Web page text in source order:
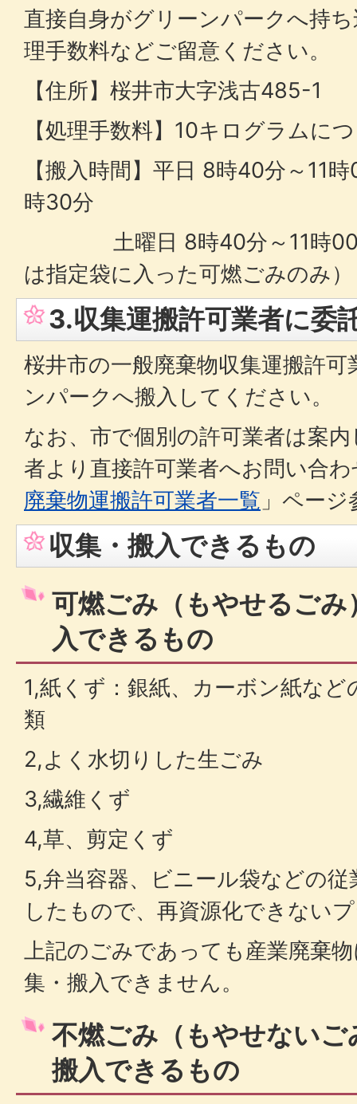
直接自身がグリーンパークへ持
理手数料などご留意ください。
【住所】桜井市大字浅古485-1
【処理手数料】10キログラムに
【搬入時間】平日 8時40分～11
時30分
土曜日 8時40分～11時00
は指定袋に入った可燃ごみのみ）
3.収集運搬許可業者に委
桜井市の一般廃棄物収集運搬許
ンパークへ搬入してください。
なお、市で個別の許可業者は案
者より直接許可業者へお問い合
廃棄物運搬許可業者一覧 」ページ
収集・搬入できるもの
可燃ごみ（もやせるご
入できるもの
1,紙くず：銀紙、カーボン紙な
類
2,よく水切りした生ごみ
3,繊維くず
4,草、剪定くず
5,弁当容器、ビニール袋などの
したもので、再資源化できない
上記のごみであっても産業廃棄
集・搬入できません。
不燃ごみ（もやせない
搬入できるもの